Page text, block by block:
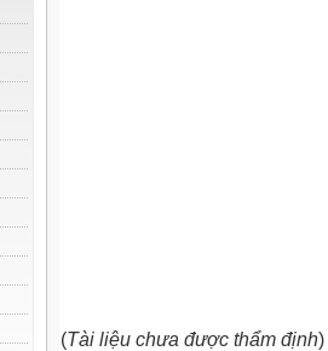
(Tài liệu chưa được thẩm định)